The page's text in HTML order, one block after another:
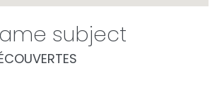
subject